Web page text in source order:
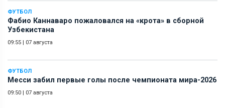
ФУТБОЛ
Фабио Каннаваро пожаловался на «крота» в сборной
Узбекистана
09:55 | 07 августа
ФУТБОЛ
Месси забил первые голы после чемпионата мира-2026
09:50 | 07 августа